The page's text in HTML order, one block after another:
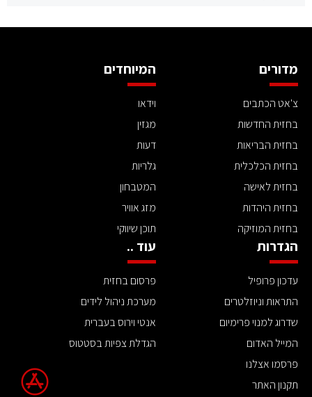
מדורים
צ'אט הכתבים
בחזית החדשות
בחזית הבריאות
בחזית הכלכלית
בחזית לאישה
בחזית היהדות
בחזית המוזיקה
המיוחדים
וידאו
מגזין
דעות
גלריות
המטבחון
מזג אוויר
תוכן שיווקי
הגדרות
עדכון פרופיל
התראות וניוזלטרים
שדרוג למנוי פרימיום
המייל האדום
פרסמו אצלנו
תקנון האתר
עוד ..
פרסום בחזית
מערכת ניהול לידים
אנטי וירוס בעברית
הגדלת צפיות בסטטוס